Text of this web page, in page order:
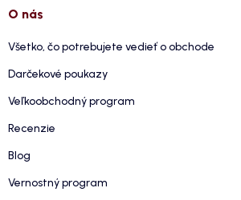
O nás
Všetko, čo potrebujete vedieť o obchode
Darčekové poukazy
Veľkoobchodný program
Recenzie
Blog
Vernostný program